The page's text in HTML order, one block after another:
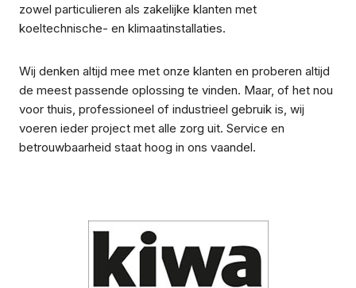
zowel particulieren als zakelijke klanten met
koeltechnische- en klimaatinstallaties.
Wij denken altijd mee met onze klanten en proberen altijd
de meest passende oplossing te vinden. Maar, of het nou
voor thuis, professioneel of industrieel gebruik is, wij
voeren ieder project met alle zorg uit. Service en
betrouwbaarheid staat hoog in ons vaandel.